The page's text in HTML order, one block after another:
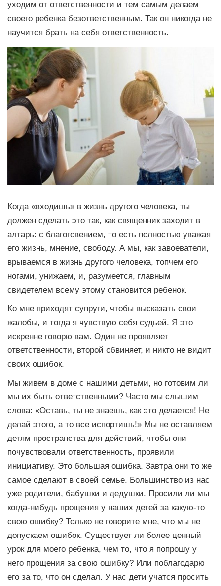
уходим от ответственности и тем самым делаем
своего ребенка безответственным. Так он никогда не
научится брать на себя ответственность.
Когда «входишь» в жизнь другого человека, ты
должен сделать это так, как священник заходит в
алтарь: с благоговением, то есть полностью уважая
его жизнь, мнение, свободу. А мы, как завоеватели,
врываемся в жизнь другого человека, топчем его
ногами, унижаем, и, разумеется, главным
свидетелем всему этому становится ребенок.
Ко мне приходят супруги, чтобы высказать свои
жалобы, и тогда я чувствую себя судьей. Я это
искренне говорю вам. Один не проявляет
ответственности, второй обвиняет, и никто не видит
своих ошибок.
Мы живем в доме с нашими детьми, но готовим ли
мы их быть ответственными? Часто мы слышим
слова: «Оставь, ты не знаешь, как это делается! Не
делай этого, а то все испортишь!» Мы не оставляем
детям пространства для действий, чтобы они
почувствовали ответственность, проявили
инициативу. Это большая ошибка. Завтра они то же
самое сделают в своей семье. Большинство из нас
уже родители, бабушки и дедушки. Просили ли мы
когда-нибудь прощения у наших детей за какую-то
свою ошибку? Только не говорите мне, что мы не
допускаем ошибок. Существует ли более ценный
урок для моего ребенка, чем то, что я попрошу у
него прощения за свою ошибку? Или поблагодарю
его за то, что он сделал. У нас дети учатся просить